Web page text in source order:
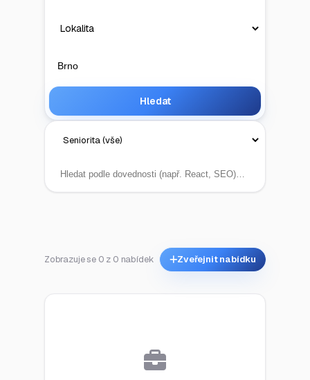
Hledat
Zobrazuje se 0 z 0 nabídek Zveřejnit nabídku